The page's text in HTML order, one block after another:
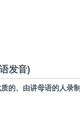
发音)
的、由讲母语的人录